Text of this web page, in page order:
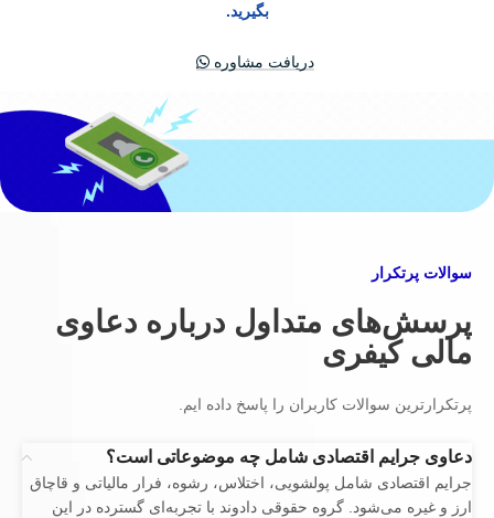
بگیرید.
دریافت مشاوره
سوالات پرتکرار
پرسش‌های متداول درباره دعاوی
مالی کیفری
پر‌تکرارترین سوالات کاربران را پاسخ داده ایم.
دعاوی جرایم اقتصادی شامل چه موضوعاتی است؟
جرایم اقتصادی شامل پولشویی، اختلاس، رشوه، فرار مالیاتی و قاچاق
ارز و غیره می‌شود. گروه حقوقی دادوند با تجربه‌ای گسترده در این